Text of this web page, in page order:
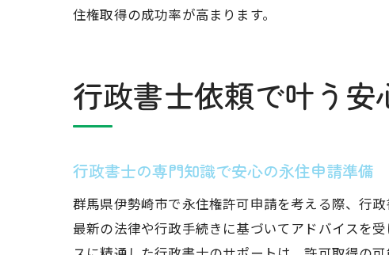
住権取得の成功率が高まります。
行政書士依頼で叶う
行政書士の専門知識で安心の永住申請準備
群馬県伊勢崎市で永住権許可申請を考える際、行
最新の法律や行政手続きに基づいてアドバイスを